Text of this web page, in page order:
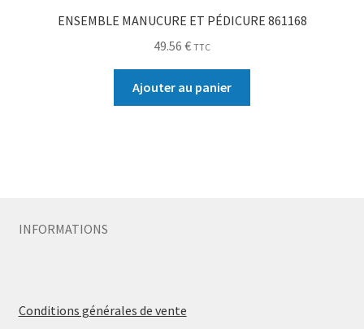
ENSEMBLE MANUCURE ET PÉDICURE 861168
49.56 € TTC
Ajouter au panier
INFORMATIONS
Conditions générales de vente